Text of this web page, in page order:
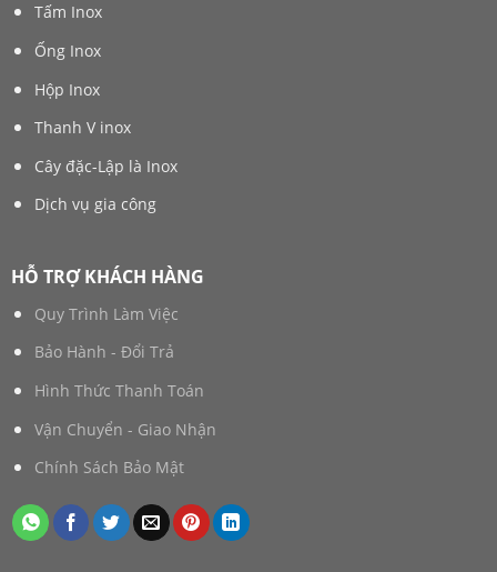
Tấm Inox
Ống Inox
Hộp Inox
Thanh V inox
Cây đặc-Lập là Inox
Dịch vụ gia công
HỖ TRỢ KHÁCH HÀNG
Quy Trình Làm Việc
Bảo Hành - Đổi Trả
Hình Thức Thanh Toán
Vận Chuyển - Giao Nhận
Chính Sách Bảo Mật